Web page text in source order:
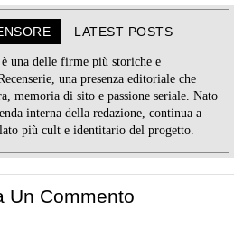
LATEST POSTS
è una delle firme più storiche e
una presenza editoriale che
memoria di sito e passione seriale. Nato
interna della redazione, continua a
più cult e identitario del progetto.
Un Commento